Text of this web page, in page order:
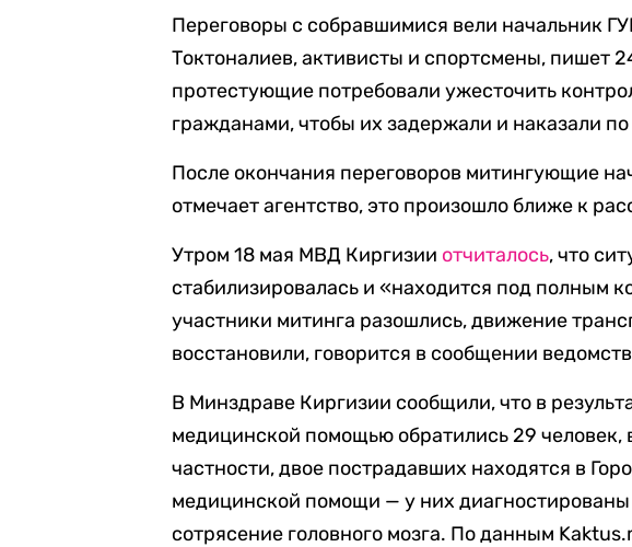
Переговоры с собравшимися вели начальник
Токтоналиев, активисты и спортсмены, пишет
протестующие потребовали ужесточить
гражданами, чтобы их задержали и наказали по
После окончания переговоров митингующие
отмечает агентство, это произошло ближе к
Утром 18 мая МВД Киргизии отчиталось, что
стабилизировалась и «находится под полным
участники митинга разошлись, движение
восстановили, говорится в сообщении
В Минздраве Киргизии сообщили, что в
медицинской помощью обратились 29 человек,
частности, двое пострадавших находятся в
медицинской помощи — у них
сотрясение головного мозга. По данным